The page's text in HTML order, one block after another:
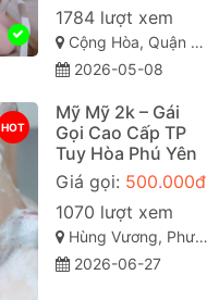
1784 lượt xem
Cộng Hòa, Quận Tân Bình Sài Gòn ( TP. Hồ Chí Minh )
2026-05-08
HOT
Mỹ Mỹ 2k – Gái
Gọi Cao Cấp TP
Tuy Hòa Phú Yên
Giá gọi: 500.000đ
1070 lượt xem
Hùng Vương, Phường 9, Tuy Hòa, Phú Yên
2026-06-27